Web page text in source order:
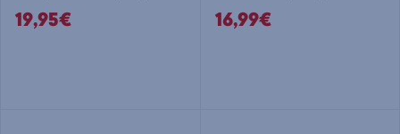
19,95€ 16,99€